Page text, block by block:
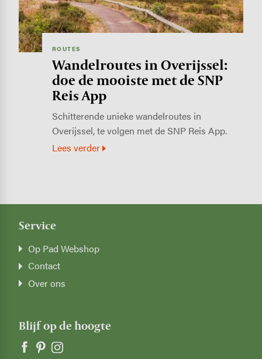
ROUTES
Wandelroutes in Overijssel:
doe de mooiste met de SNP
Reis App
Schitterende unieke wandelroutes in
Overijssel, te volgen met de SNP Reis App.
Lees verder
Service
Op Pad Webshop
Contact
Over ons
Blijf op de hoogte